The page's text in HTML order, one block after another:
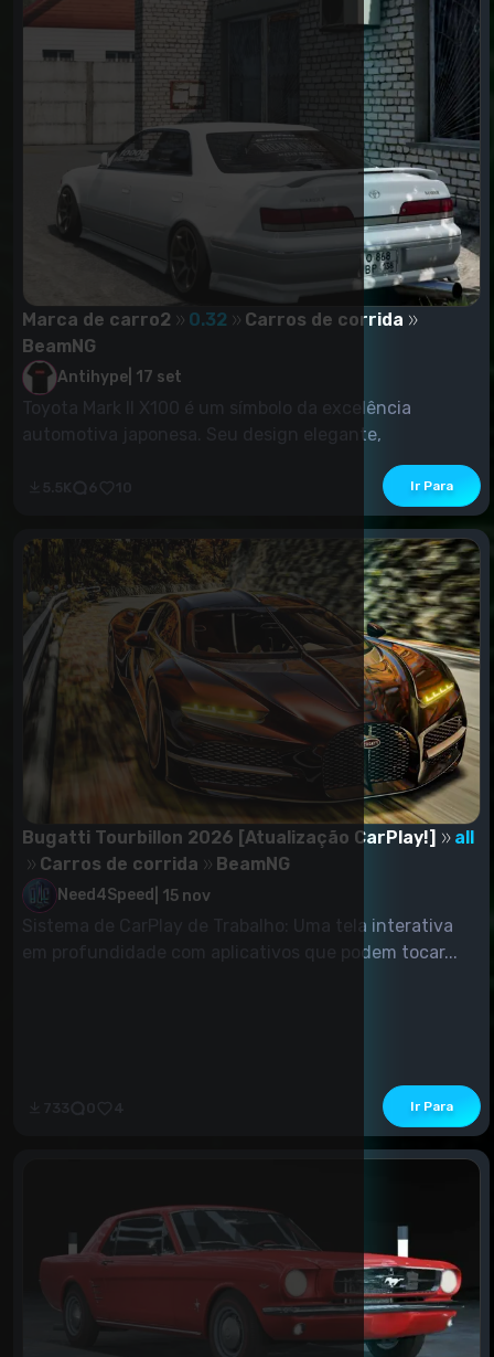
Marca de carro2 0.32
Carros de corrida
BeamNG
Antihype 17 set
Toyota Mark II X100 é um símbolo da excelência
automotiva japonesa. Seu design elegante,
Ir Para
Bugatti Tourbillon 2026 [Atualização CarPlay!]
all
Carros de corrida
BeamNG
Need4Speed 15 nov
Sistema de CarPlay de Trabalho: Uma tela interativa
em profundidade com aplicativos que podem tocar...
Ir Para